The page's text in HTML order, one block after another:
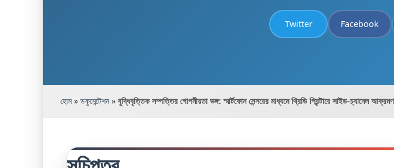
Twitter Facebook
হোম» ডকুমেন্টেশন» বুদ্ধিবৃত্তিক সম্পত্তির গোপনীয়তা ভঙ্গ: স্মার্টফোন সেন্সরের মাধ্যমে থ্রিডি প্রিন্টারে সাইড-চ্যানেল আক্রমণ